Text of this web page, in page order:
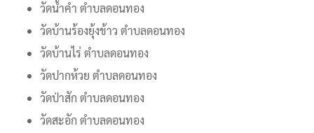
วัดน้ำคำ ตำบลดอนทอง
วัดบ้านร้องยุ้งข้าว ตำบลดอนทอง
วัดบ้านไร่ ตำบลดอนทอง
วัดปากห้วย ตำบลดอนทอง
วัดป่าสัก ตำบลดอนทอง
วัดสะอัก ตำบลดอนทอง